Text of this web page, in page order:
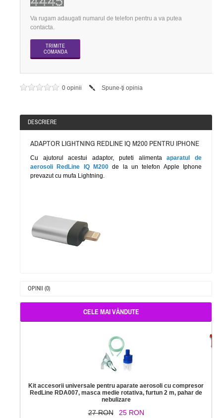
Va rugam adaugati numarul de telefon pentru a va putea
contacta.
0 opinii Spune-ţi opinia
DESCRIERE
ADAPTOR LIGHTNING REDLINE IQ M200 PENTRU IPHONE
Cu ajutorul acestui adaptor, puteti alimentaaparatul de
aerosoli RedLine IQ M200 de la un telefon Apple Iphone
prevazut cu mufa Lightning.
OPINII (0)
CELE MAI VÂNDUTE
Kit accesorii universale pentru aparate aerosoli cu compresor
RedLine RDA007, masca medie rotativa, furtun 2 m, pahar de
nebulizare
27 RON 25 RON